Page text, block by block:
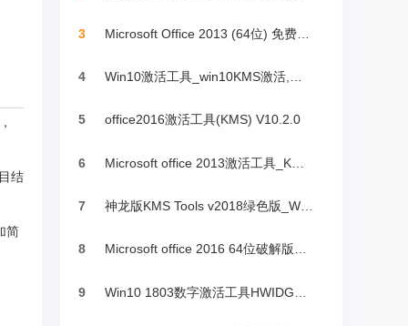
结
简
3
4
5 office2016激活工具(KMS) V10.2.0
6
7
8 Microsoft office 2016 64位破解版下载
9